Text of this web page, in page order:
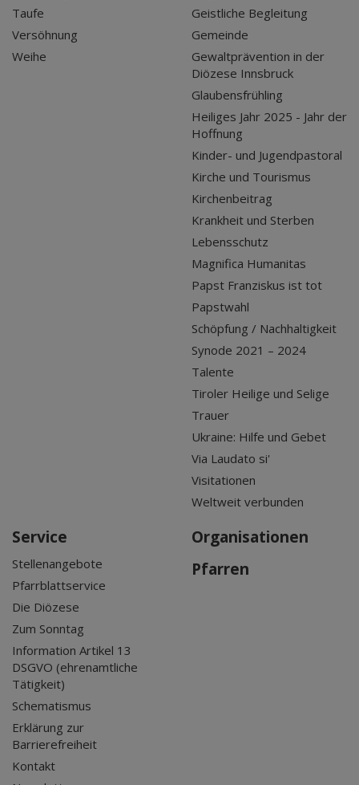
Taufe
Versöhnung
Weihe
Geistliche Begleitung
Gemeinde
Gewaltprävention in der
Diözese Innsbruck
Glaubensfrühling
Heiliges Jahr 2025 - Jahr der
Hoffnung
Kinder- und Jugendpastoral
Kirche und Tourismus
Kirchenbeitrag
Krankheit und Sterben
Lebensschutz
Magnifica Humanitas
Papst Franziskus ist tot
Papstwahl
Schöpfung / Nachhaltigkeit
Synode 2021 – 2024
Talente
Tiroler Heilige und Selige
Trauer
Ukraine: Hilfe und Gebet
Via Laudato si'
Visitationen
Weltweit verbunden
Service
Stellenangebote
Pfarrblattservice
Die Diözese
Zum Sonntag
Information Artikel 13
DSGVO (ehrenamtliche
Tätigkeit)
Schematismus
Erklärung zur
Barrierefreiheit
Kontakt
Organisationen
Pfarren